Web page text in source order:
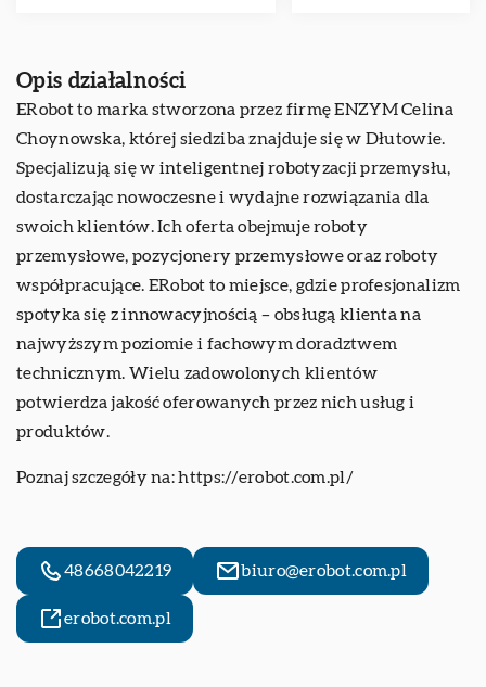
Opis działalności
ERobot to marka stworzona przez firmę ENZYM Celina
Choynowska, której siedziba znajduje się w Dłutowie.
Specjalizują się w inteligentnej robotyzacji przemysłu,
dostarczając nowoczesne i wydajne rozwiązania dla
swoich klientów. Ich oferta obejmuje roboty
przemysłowe, pozycjonery przemysłowe oraz roboty
współpracujące. ERobot to miejsce, gdzie profesjonalizm
spotyka się z innowacyjnością – obsługą klienta na
najwyższym poziomie i fachowym doradztwem
technicznym. Wielu zadowolonych klientów
potwierdza jakość oferowanych przez nich usług i
produktów.
Poznaj szczegóły na:https://erobot.com.pl/
48668042219 biuro@erobot.com.pl
erobot.com.pl